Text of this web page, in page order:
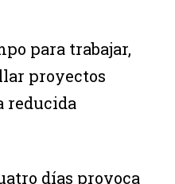
para trabajar,
proyectos
reducida
días provoca